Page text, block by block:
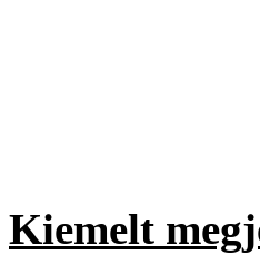
Kiemelt